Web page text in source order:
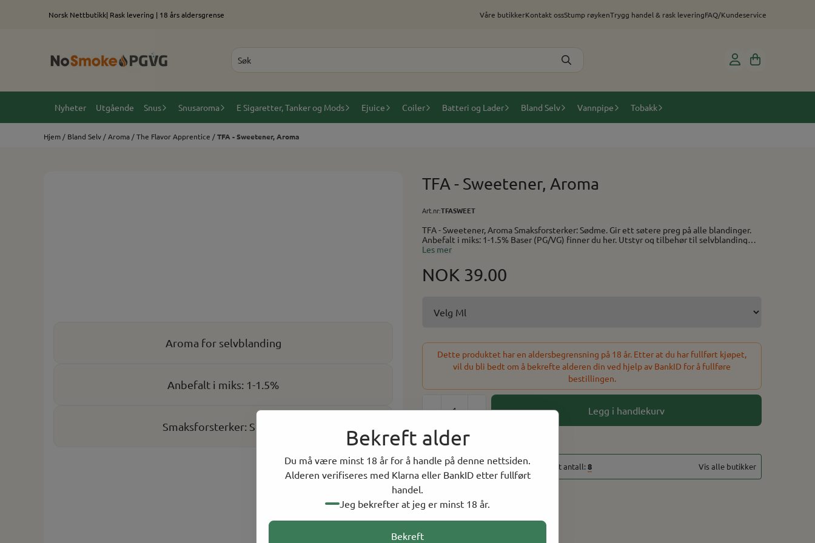
Bekreft alder
Du må være minst 18 år for å handle på denne nettsiden.
Alderen verifiseres med Klarna eller BankID etter fullført
handel.
Jeg bekrefter at jeg er minst 18 år.
Bekreft
Hopp til innholdNorsk Nettbutikk| Rask levering | 18 års aldersgrense Våre butikkerKontakt ossStump røykenTrygg handel & rask leveringFAQ/Kundeservice
Nyheter Utgående Snus Snusaroma E Sigaretter, Tanker og Mods Ejuice Coiler Batteri og Lader Bland Selv Vannpipe Tobakk
Hjem / Bland Selv /Aroma /The Flavor Apprentice /TFA - Sweetener, Aroma
Aroma for selvblanding
Anbefalt i miks: 1-1.5%
Smaksforsterker: Sødme
TFA - Sweetener, Aroma
Art.nr:TFASWEET
TFA - Sweetener, Aroma Smaksforsterker: Sødme. Gir ett søtere preg på alle blandinger.
Anbefalt i miks: 1-1.5% Baser (PG/VG) finner du her. Utstyr og tilbehør til selvblanding
finner du her.
Les mer
NOK 39.00
Dette produktet har en aldersbegrensning på 18 år. Etter at du har fullført kjøpet,
vil du bli bedt om å bekrefte alderen din ved hjelp av BankID for å fullføre
bestillingen.
- + Legg i handlekurv
86 På lager
På lager i2butikker, totalt antall:8 Vis alle butikker
Rask levering